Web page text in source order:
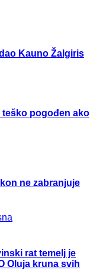
Kauno Žalgiris
teško pogođen ako
ne zabranjuje
rat temelj je
Oluja kruna svih